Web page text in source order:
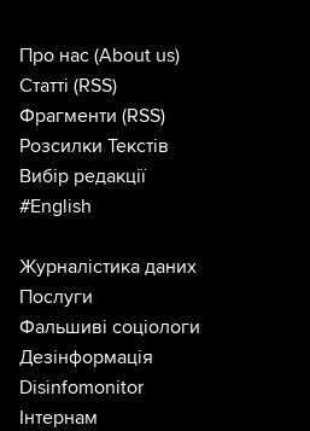
Про нас (About us)
Статті (RSS)
Фрагменти (RSS)
Розсилки Текстів
Вибір редакції
#English
Журналістика даних
Послуги
Фальшиві соціологи
Дезінформація
Disinfomonitor
Інтернам